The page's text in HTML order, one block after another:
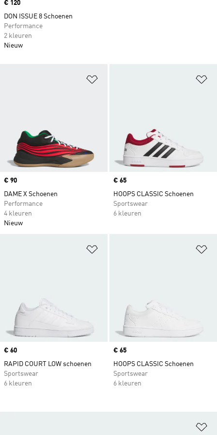
Price
€ 90
DAME X Schoenen
Performance
4 kleuren
Nieuw
Price
€ 65
HOOPS CLASSIC Schoenen
Sportswear
6 kleuren
Price
€ 60
RAPID COURT LOW schoenen
Sportswear
6 kleuren
Price
€ 65
HOOPS CLASSIC Schoenen
Sportswear
6 kleuren
Price
€ 120
DON ISSUE 8 Schoenen
Performance
2 kleuren
Nieuw